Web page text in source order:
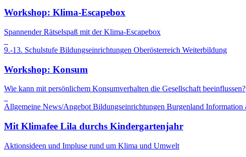
Workshop: Klima-Escapebox
Spannender Rätselspaß mit der Klima-Escapebox
9.-13. Schulstufe Bildungseinrichtungen Oberösterreich Weiterbildung
Workshop: Konsum
Wie kann mit persönlichem Konsumverhalten die Gesellschaft beeinflussen?
Allgemeine News/Angebot Bildungseinrichtungen Burgenland Information
Mit Klimafee Lila durchs Kindergartenjahr
Aktionsideen und Impluse rund um Klima und Umwelt